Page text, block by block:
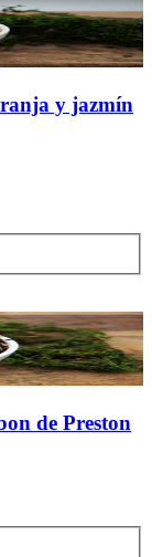
y jazmín
de Preston